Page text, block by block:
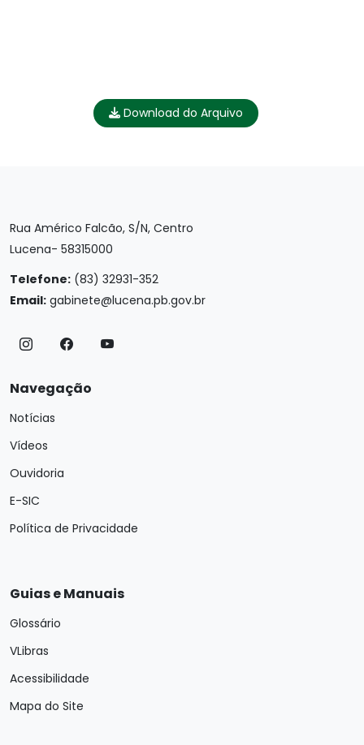
Download do Arquivo
Rua Américo Falcão, S/N, Centro
Lucena- 58315000
Telefone: (83) 32931-352
Email: gabinete@lucena.pb.gov.br
Navegação
Notícias
Vídeos
Ouvidoria
E-SIC
Política de Privacidade
Guias e Manuais
Glossário
VLibras
Acessibilidade
Mapa do Site